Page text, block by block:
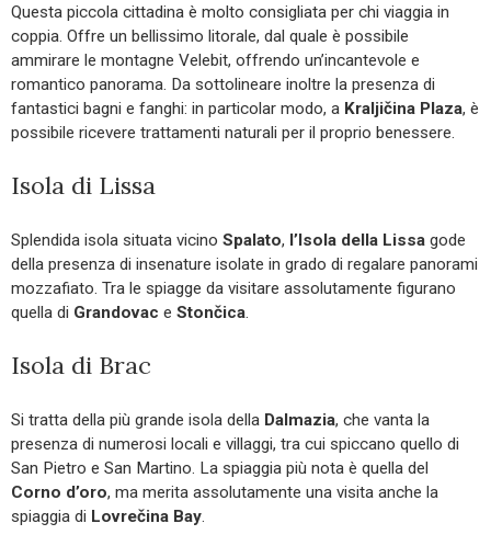
Questa piccola cittadina è molto consigliata per chi viaggia in
coppia. Offre un bellissimo litorale, dal quale è possibile
ammirare le montagne Velebit, offrendo un’incantevole e
romantico panorama. Da sottolineare inoltre la presenza di
fantastici bagni e fanghi: in particolar modo, a Kraljičina Plaza, è
possibile ricevere trattamenti naturali per il proprio benessere.
Isola di Lissa
Splendida isola situata vicino Spalato, l’Isola della Lissa gode
della presenza di insenature isolate in grado di regalare panorami
mozzafiato. Tra le spiagge da visitare assolutamente figurano
quella di Grandovac e Stončica
Isola di Brac
Si tratta della più grande isola della Dalmazia, che vanta la
presenza di numerosi locali e villaggi, tra cui spiccano quello di
San Pietro e San Martino. La spiaggia più nota è quella del
Corno d’oro, ma merita assolutamente una visita anche la
spiaggia di Lovrečina Bay